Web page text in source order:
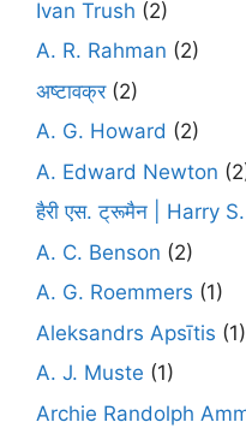
Ivan Trush (2)
A. R. Rahman (2)
अष्टावक्र(2)
A. G. Howard (2)
A. Edward Newton
हैरी एस. ट्रूमैन | Harry
A. C. Benson (2)
A. G. Roemmers (1)
Aleksandrs Apsītis (1)
A. J. Muste (1)
Archie Randolph